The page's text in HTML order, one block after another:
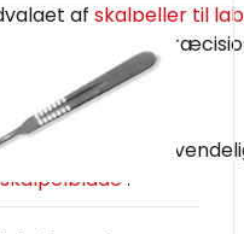
af skalpeller til
bladtyper til
med
skalpelblade .